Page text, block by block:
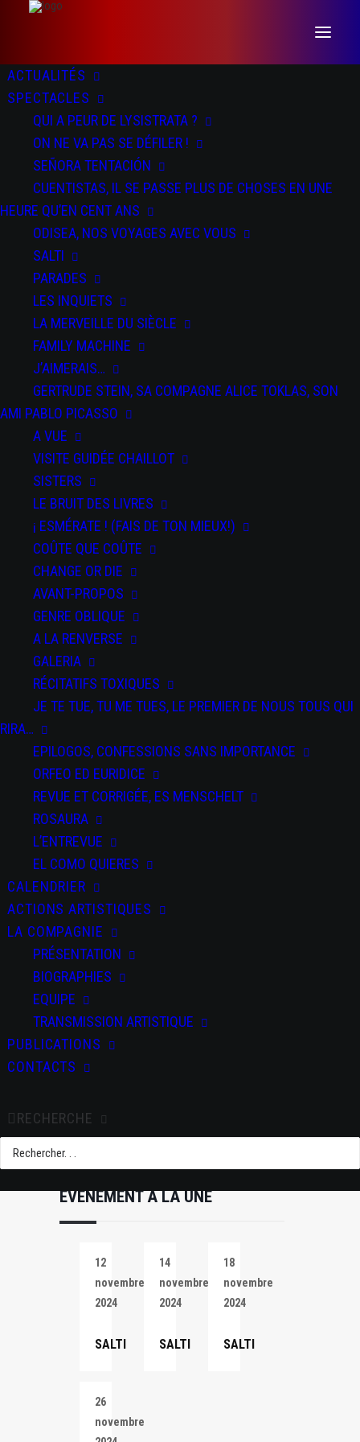
ACTUALITÉS
SPECTACLES
QUI A PEUR DE LYSISTRATA ?
ON NE VA PAS SE DÉFILER !
SEÑORA TENTACIÓN
CUENTISTAS, IL SE PASSE PLUS DE CHOSES EN UNE
HEURE QU’EN CENT ANS
ODISEA, NOS VOYAGES AVEC VOUS
SALTI
PARADES
LES INQUIETS
LA MERVEILLE DU SIÈCLE
FAMILY MACHINE
J’AIMERAIS…
GERTRUDE STEIN, SA COMPAGNE ALICE TOKLAS, SON
AMI PABLO PICASSO
A VUE
VISITE GUIDÉE CHAILLOT
SISTERS
LE BRUIT DES LIVRES
¡ ESMÉRATE ! (FAIS DE TON MIEUX!)
COÛTE QUE COÛTE
CHANGE OR DIE
AVANT-PROPOS
GENRE OBLIQUE
A LA RENVERSE
GALERIA
RÉCITATIFS TOXIQUES
JE TE TUE, TU ME TUES, LE PREMIER DE NOUS TOUS QUI
RIRA…
EPILOGOS, CONFESSIONS SANS IMPORTANCE
ORFEO ED EURIDICE
REVUE ET CORRIGÉE, ES MENSCHELT
ROSAURA
L’ENTREVUE
EL COMO QUIERES
CALENDRIER
ACTIONS ARTISTIQUES
LA COMPAGNIE
PRÉSENTATION
BIOGRAPHIES
EQUIPE
TRANSMISSION ARTISTIQUE
PUBLICATIONS
CONTACTS
RECHERCHE
SALTI
DATE
10 Déc
2024
SALTI
ÉVÉNEMENT
+ Ajouter à mon
+ iCal / Outlook
export
EVÉNEMENT À LA UNE
12
novembre
2024
SALTI
14
novembre
2024
SALTI
18
novembre
2024
SALTI
26
novembre